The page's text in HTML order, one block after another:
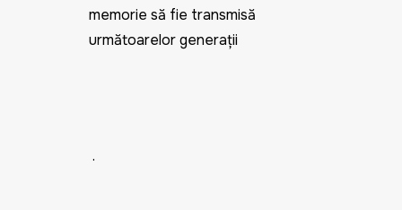
memorie să fie transmisă
următoarelor generații
.